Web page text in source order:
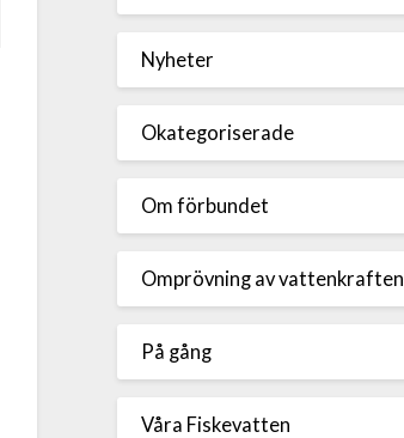
Nyheter
Okategoriserade
Om förbundet
Omprövning av vattenkraften
På gång
Våra Fiskevatten